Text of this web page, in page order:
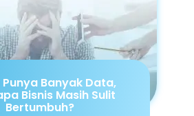
Punya Banyak Data,
Bisnis Masih Sulit
Bertumbuh?